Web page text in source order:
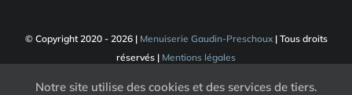
© Copyright 2020 - 2026 | Menuiserie Gaudin-Preschoux| Tous droits
réservés | Mentions légales
FacebookPinterestInstagram
Notre site utilise des cookies et des services de tiers.